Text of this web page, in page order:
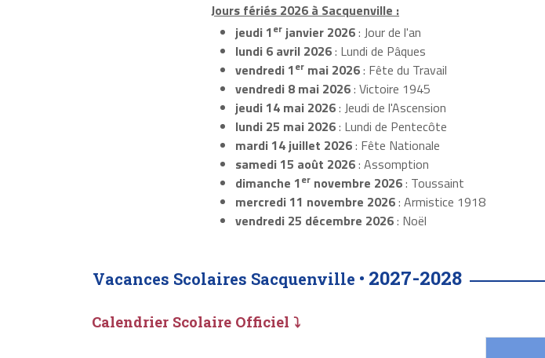
Jours fériés 2026 à Sacquenville :
jeudi 1erjanvier 2026: Jour de l'an
lundi 6 avril 2026: Lundi de Pâques
vendredi 1ermai 2026: Fête du Travail
vendredi 8 mai 2026: Victoire 1945
jeudi 14 mai 2026: Jeudi de l'Ascension
lundi 25 mai 2026: Lundi de Pentecôte
mardi 14 juillet 2026: Fête Nationale
samedi 15 août 2026: Assomption
dimanche 1ernovembre 2026: Toussaint
mercredi 11 novembre 2026: Armistice 1918
vendredi 25 décembre 2026: Noël
Vacances Scolaires Sacquenville • 2027-2028
Calendrier Scolaire Officiel ⤵